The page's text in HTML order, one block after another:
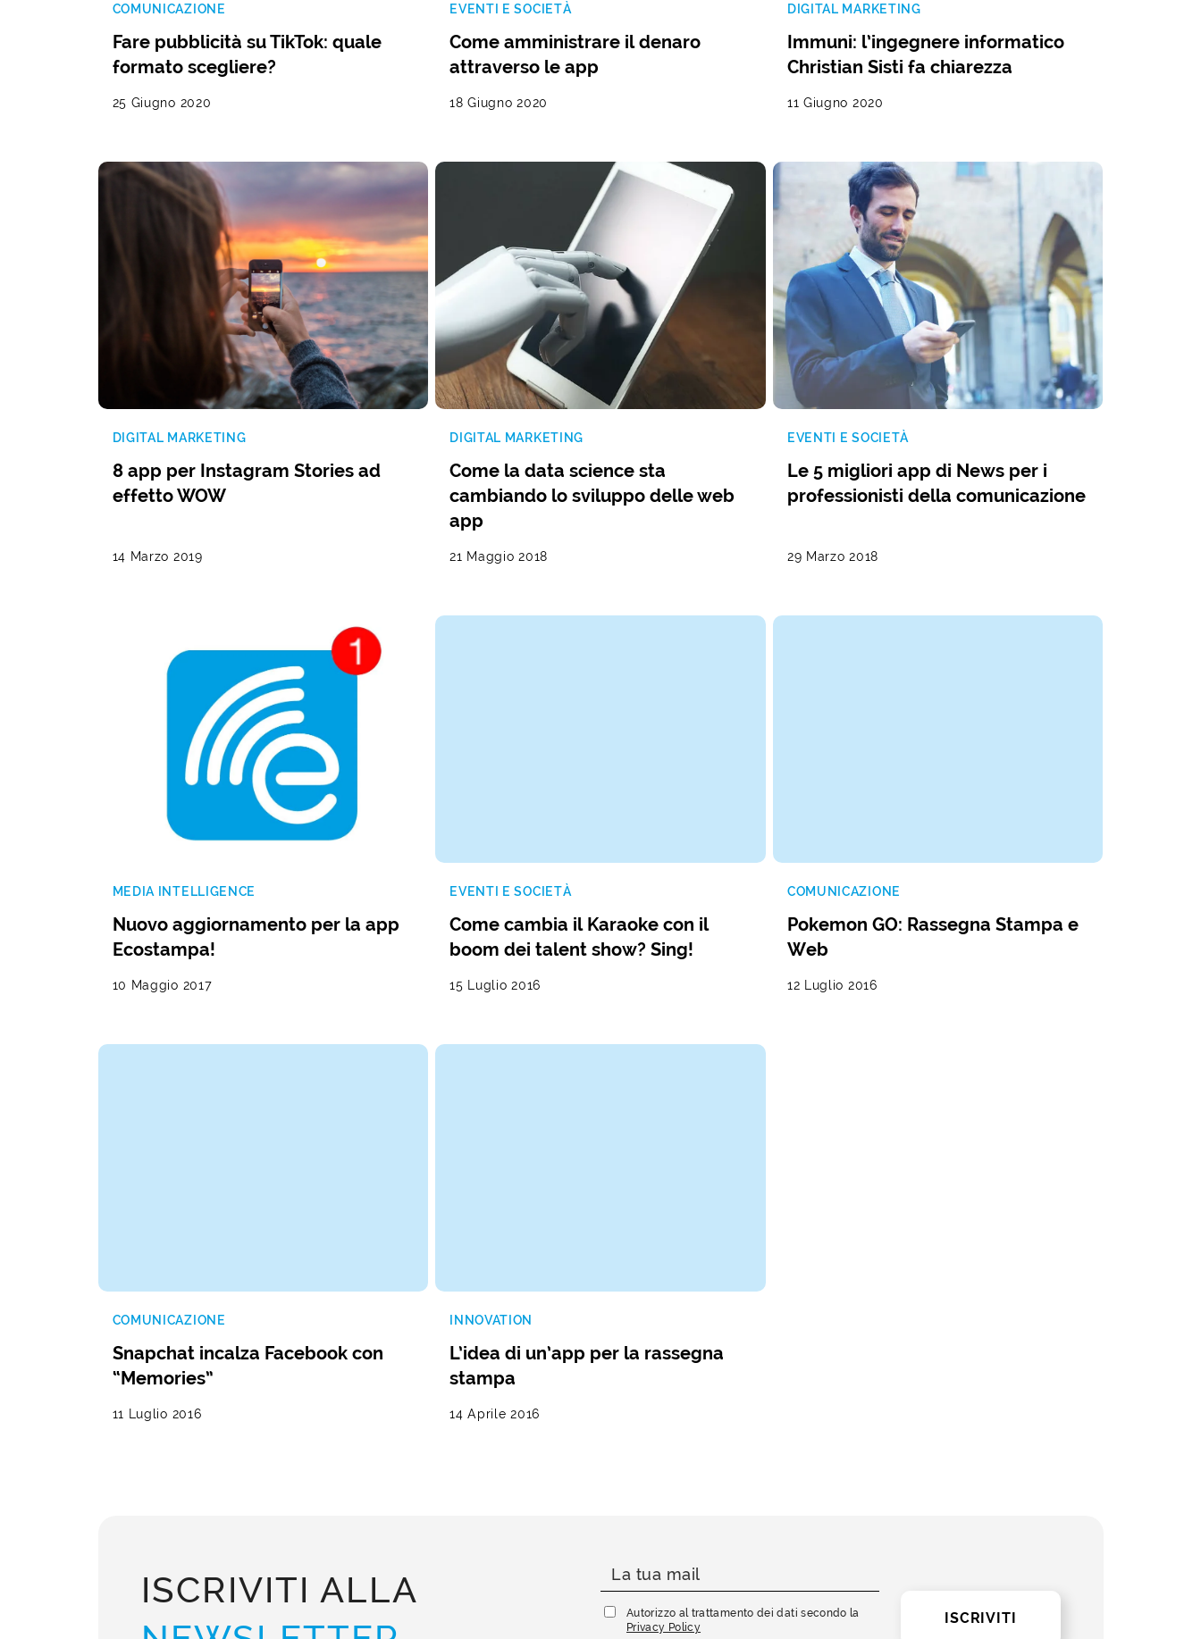
COMUNICAZIONE
Fare pubblicità su TikTok: quale
formato scegliere?
25 Giugno 2020
EVENTI E SOCIETÀ
Come amministrare il denaro
attraverso le app
18 Giugno 2020
DIGITAL MARKETING
Immuni: l’ingegnere informatico
Christian Sisti fa chiarezza
11 Giugno 2020
DIGITAL MARKETING
8 app per Instagram Stories ad
effetto WOW
14 Marzo 2019
DIGITAL MARKETING
Come la data science sta
cambiando lo sviluppo delle web
app
21 Maggio 2018
EVENTI E SOCIETÀ
Le 5 migliori app di News per i
professionisti della comunicazione
29 Marzo 2018
MEDIA INTELLIGENCE
Nuovo aggiornamento per la app
Ecostampa!
10 Maggio 2017
EVENTI E SOCIETÀ
Come cambia il Karaoke con il
boom dei talent show? Sing!
15 Luglio 2016
COMUNICAZIONE
Pokemon GO: Rassegna Stampa e
Web
12 Luglio 2016
COMUNICAZIONE
Snapchat incalza Facebook con
“Memories”
11 Luglio 2016
INNOVATION
L’idea di un’app per la rassegna
stampa
14 Aprile 2016
ISCRIVITI ALLA
Autorizzo al trattamento dei dati secondo la
Privacy Policy
ISCRIVITI